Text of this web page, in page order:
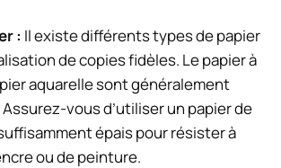
: Il existe différents types de papier
de copies fidèles. Le papier à
aquarelle sont généralement
vous d’utiliser un papier de
épais pour résister à
ou de peinture.